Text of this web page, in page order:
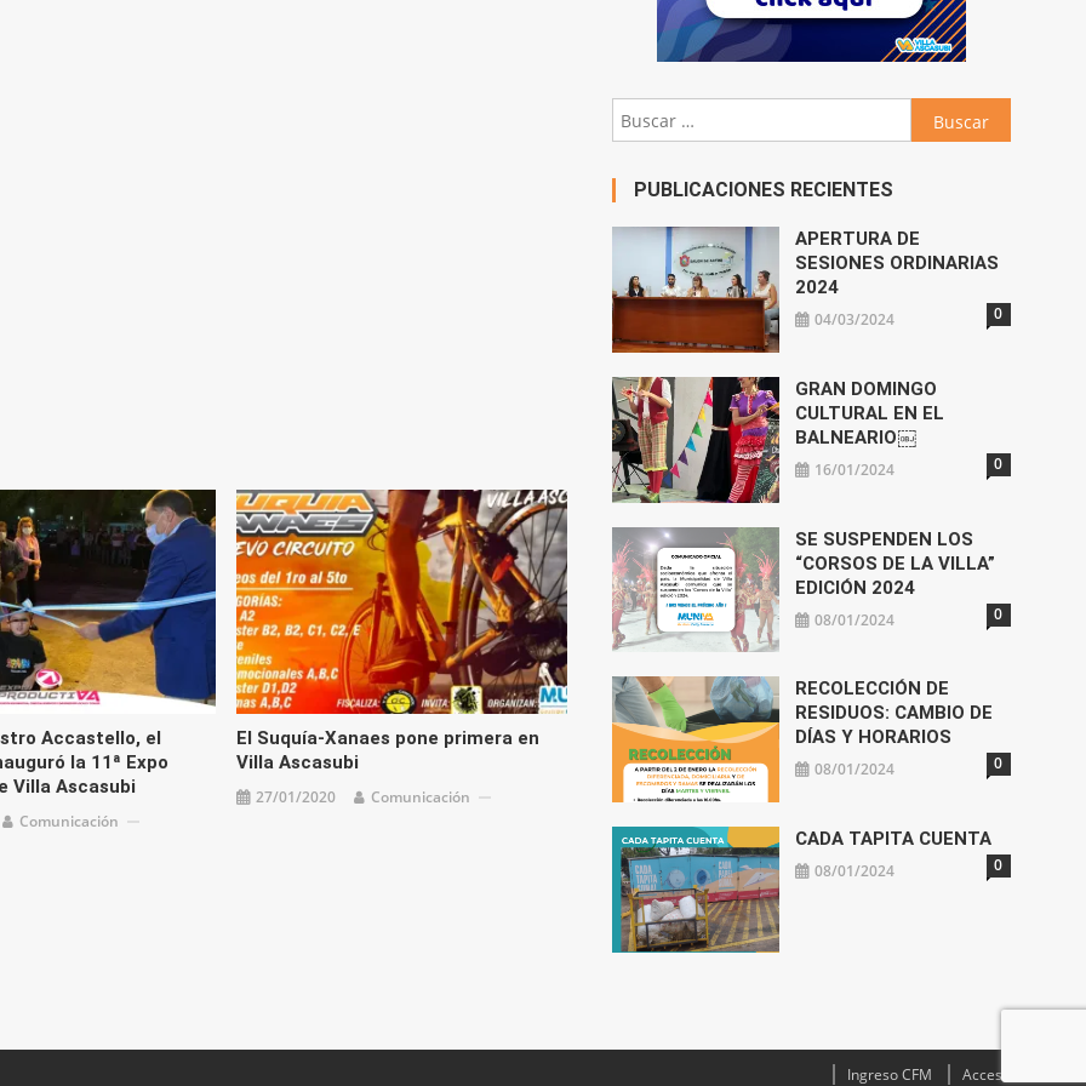
Accastello, el
la 11ª Expo
Villa Ascasubi
Comunicación
El Suquía-Xanaes pone primera en
Villa Ascasubi
27/01/2020 Comunicación
Buscar:
PUBLICACIONES RECIENTES
APERTURA DE
SESIONES ORDINARIAS
2024
04/03/2024 0
GRAN DOMINGO
CULTURAL EN EL
BALNEARIO￼
16/01/2024 0
SE SUSPENDEN LOS
“CORSOS DE LA VILLA”
EDICIÓN 2024
08/01/2024 0
RECOLECCIÓN DE
RESIDUOS: CAMBIO DE
DÍAS Y HORARIOS
08/01/2024 0
CADA TAPITA CUENTA
08/01/2024 0
Ingreso CFM Acceso